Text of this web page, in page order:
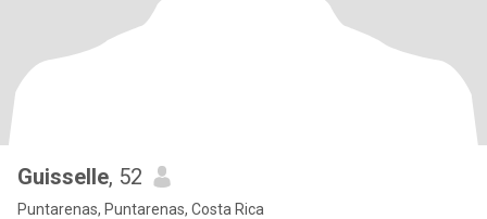
Guisselle, 52
Puntarenas, Puntarenas, Costa Rica